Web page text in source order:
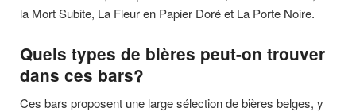
la Mort Subite, La Fleur en Papier Doré et La Porte Noire.
Quels types de bières peut-on trouver
dans ces bars?
Ces bars proposent une large sélection de bières belges, y